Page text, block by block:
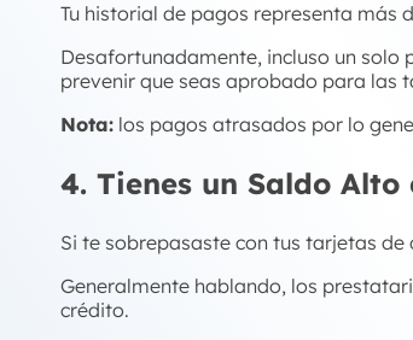
Tu historial de pagos representa más
Desafortunadamente, incluso un
prevenir que seas aprobado para las
Nota: los pagos atrasados por lo
4. Tienes un Saldo
Si te sobrepasaste con tus tarjetas
Generalmente hablando, los
crédito.